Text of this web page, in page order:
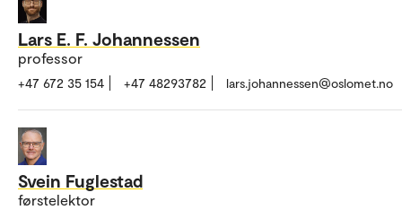
Lars E. F. Johannessen
professor
+47 672 35 154 +47 48293782 lars.johannessen@oslomet.no
Svein Fuglestad
førstelektor